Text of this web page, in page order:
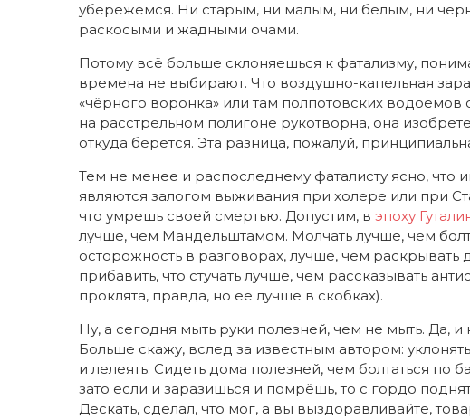
убережёмся. Ни старым, ни малым, ни белым, ни
раскосыми и жадными очами.
Потому всё больше склоняешься к фатализму,
времена не выбирают. Что воздушно-капельная
«чёрного воронка» или там полпотовских
на расстрельном полигоне рукотворна, она
откуда берется. Эта разница, пожалуй,
Тем не менее и распоследнему фаталисту ясно, что
являются залогом выживания при холере или при
что умрешь своей смертью. Допустим, в эпоху
лучше, чем Мандельштамом. Молчать лучше, чем
осторожность в разговорах, лучше, чем
прибавить, что стучать лучше, чем рассказывать
проклята, правда, но ее лучше в скобках).
Ну, а сегодня мыть руки полезней, чем не мыть. Да,
Больше скажу, вслед за известным автором:
и лелеять. Сидеть дома полезней, чем болтаться по
зато если и заразишься и помрёшь, то с гордо
Дескать, сделал, что мог, а вы выздоравливайте,